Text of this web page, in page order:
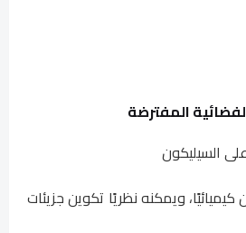
المفترضة
ويمكنه نظريًا تكوين جزيئات